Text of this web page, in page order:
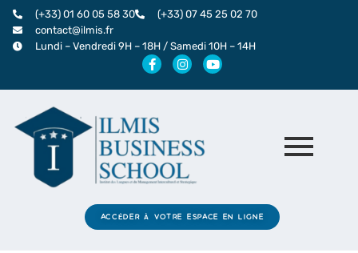
Aller
au
contenu
(+33) 01 60 05 58 30
(+33) 07 45 25 02 70
contact@ilmis.fr
Lundi – Vendredi 9H – 18H / Samedi 10H – 14H
F
a
o
o
k
-
f
I
n
a
m
Y
o
ACCÉDER À VOTRE ESPACE EN LIGNE